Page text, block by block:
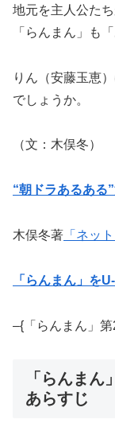
地元を主人公た
「らんまん」も
りん（安藤玉恵
でしょうか。
（文：木俣冬）
“朝ドラあるある
木俣冬著 「ネッ
「らんまん」を
–{「らんまん」
「らんまん
あらすじ